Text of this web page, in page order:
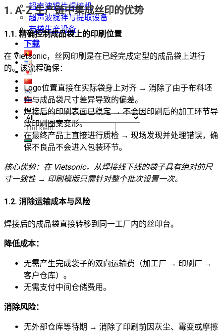
超声波锡片焊接机
超声波搅拌与提取设备
布袋生产设备
下载
搜
索：
1. A-Z 生产链中集成丝印的优势
1.1. 精确控制成品袋上的印刷位置
在 Vietsonic，丝网印刷是在已经完成定型的成品袋上进行
的。该流程确保：
Logo位置直接在实际袋身上对齐 → 消除了由于布料坯
件与成品袋尺寸差异导致的偏差。
焊接后的印刷表面已稳定 → 不会因印刷后的加工环节导
致印刷图案变形。
在最终产品上直接进行质检 → 现场发现并处理错误，确
保不良品不会进入包装环节。
核心优势：在 Vietsonic，从焊接线下线的袋子具有绝对的尺
寸一致性 → 印刷模版只需针对整个批次设置一次。
1.2. 消除运输成本与风险
焊接后的成品袋直接转移到同一工厂内的丝印台。
降低成本：
无需产生完成袋子的双向运输费（加工厂 → 印刷厂 →
客户仓库）。
无需支付中间仓储费用。
消除风险：
无外部仓库等待期 → 消除了印刷前因灰尘、霉变或摩擦